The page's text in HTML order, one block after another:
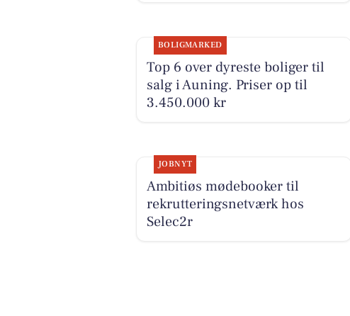
BOLIGMARKED
Top 6 over dyreste boliger til
salg i Auning. Priser op til
3.450.000 kr
JOBNYT
Ambitiøs mødebooker til
rekrutteringsnetværk hos
Selec2r